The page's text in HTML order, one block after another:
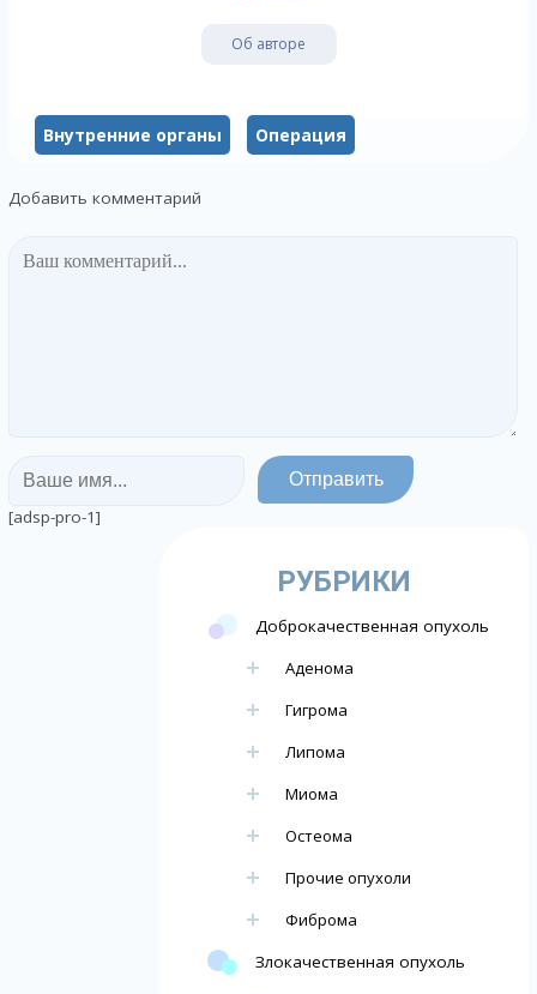
Об авторе
Внутренние органы Операция
Добавить комментарий
[adsp-pro-1]
РУБРИКИ
Доброкачественная опухоль
Аденома
Гигрома
Липома
Миома
Остеома
Прочие опухоли
Фиброма
Злокачественная опухоль